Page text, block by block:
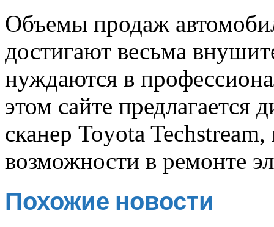
Объемы продаж
достигают весьма
нуждаются в
этом сайте предлагается
сканер Toyota Techstream,
возможности в ремонте
Похожие новости